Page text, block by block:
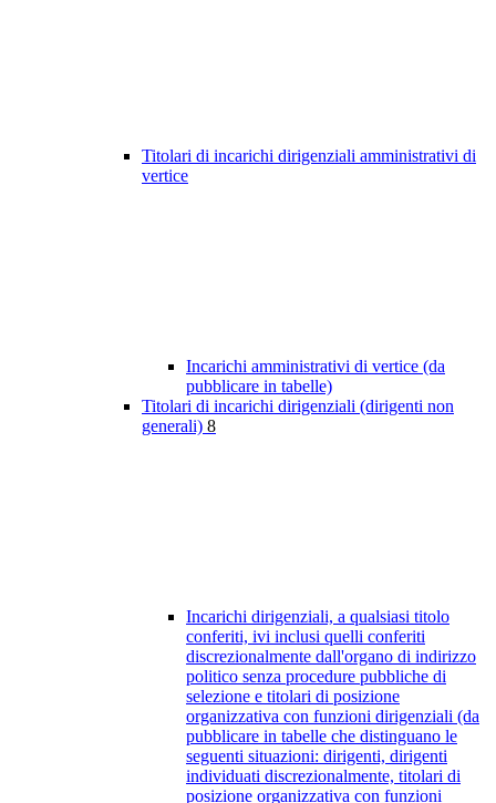
Titolari di incarichi dirigenziali amministrativi di
vertice
Incarichi amministrativi di vertice (da
pubblicare in tabelle)
Titolari di incarichi dirigenziali (dirigenti non
generali) 8
Incarichi dirigenziali, a qualsiasi titolo
conferiti, ivi inclusi quelli conferiti
discrezionalmente dall'organo di indirizzo
politico senza procedure pubbliche di
selezione e titolari di posizione
organizzativa con funzioni dirigenziali (da
pubblicare in tabelle che distinguano le
seguenti situazioni: dirigenti, dirigenti
individuati discrezionalmente, titolari di
posizione organizzativa con funzioni